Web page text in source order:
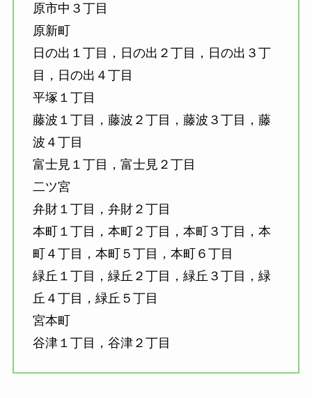
原市中３丁目
原新町
日の出１丁目，日の出２丁目，日の出３丁
目，日の出４丁目
平塚１丁目
藤波１丁目，藤波２丁目，藤波３丁目，藤
波４丁目
富士見１丁目，富士見２丁目
二ツ宮
弁財１丁目，弁財２丁目
本町１丁目，本町２丁目，本町３丁目，本
町４丁目，本町５丁目，本町６丁目
緑丘１丁目，緑丘２丁目，緑丘３丁目，緑
丘４丁目，緑丘５丁目
宮本町
谷津１丁目，谷津２丁目